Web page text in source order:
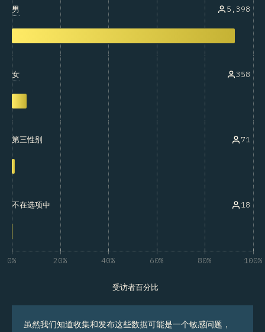
男 5,398
女 358
第三性别 71
不在选项中 18
0% 20% 40% 60% 80% 100%
受访者百分比
虽然我们知道收集和发布这些数据可能是一个敏感问题，